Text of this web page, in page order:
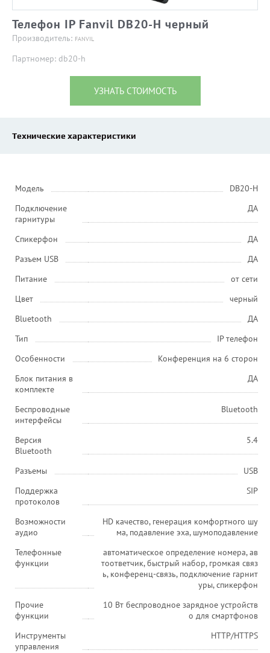
Телефон IP Fanvil DB20-H черный
Производитель: FANVIL
Партномер: db20-h
УЗНАТЬ СТОИМОСТЬ
Технические характеристики
Модель
DB20-H
Подключение
гарнитуры
ДА
Спикерфон
ДА
Разъем USB
ДА
Питание
от сети
Цвет
черный
Bluetooth
ДА
Тип
IP телефон
Особенности
Конференция на 6 сторон
Блок питания в
комплекте
ДА
Беспроводные
интерфейсы
Bluetooth
Версия
Bluetooth
5.4
Разъемы
USB
Поддержка
протоколов
SIP
Возможности
аудио
HD качество, генерация комфортного шу
ма, подавление эха, шумоподавление
Телефонные
функции
автоматическое определение номера, ав
тоответчик, быстрый набор, громкая связ
ь, конференц-связь, подключение гарнит
уры, спикерфон
Прочие
функции
10 Вт беспроводное зарядное устройств
о для смартфонов
Инструменты
управления
HTTP/HTTPS